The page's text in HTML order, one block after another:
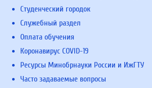
Студенческий городок
Служебный раздел
Оплата обучения
Коронавирус COVID-19
Ресурсы Минобрнауки России и ИжГТУ
Часто задаваемые вопросы